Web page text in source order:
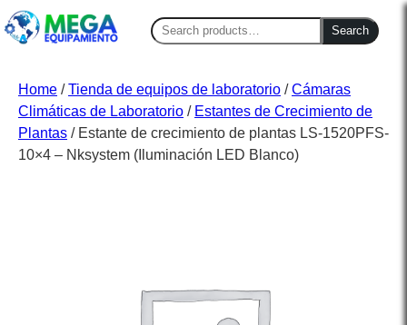
Search
for:
Search
Home /Tienda de equipos de laboratorio /Cámaras
Climáticas de Laboratorio / Estantes de Crecimiento de
Plantas / Estante de crecimiento de plantas LS-1520PFS-
10×4 – Nksystem (Iluminación LED Blanco)